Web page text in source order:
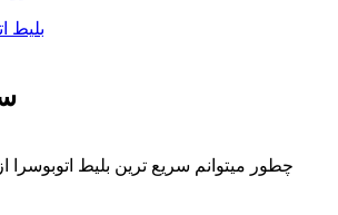
بلیط
چطور میتوانم سریع ترین بلیط اتوبوسرا